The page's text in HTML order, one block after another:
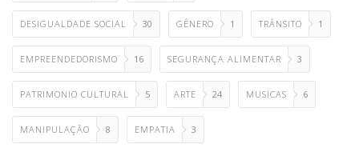
DESIGUALDADE SOCIAL 30 GÊNERO 1 TRÂNSITO 1
EMPREENDEDORISMO 16 SEGURANÇA ALIMENTAR 3
PATRIMONIO CULTURAL 5 ARTE 24 MUSICAS 6
MANIPULAÇÃO 8 EMPATIA 3